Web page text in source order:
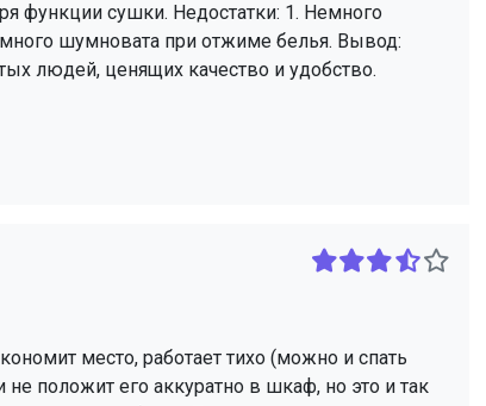
функции сушки. Недостатки: 1. Немного
шумновата при отжиме белья. Вывод:
людей, ценящих качество и удобство.
место, работает тихо (можно и спать
положит его аккуратно в шкаф, но это и так